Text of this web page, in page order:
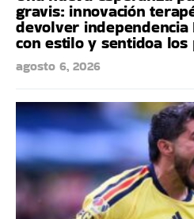
gravis: innovación
devolver
con estilo y sentidoa los
agosto 6, 2026